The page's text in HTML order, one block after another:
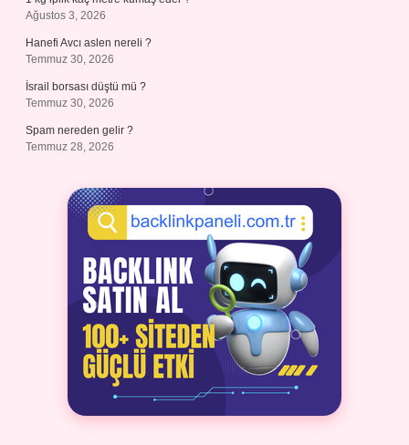
Ağustos 3, 2026
Hanefi Avcı aslen nereli ?
Temmuz 30, 2026
İsrail borsası düştü mü ?
Temmuz 30, 2026
Spam nereden gelir ?
Temmuz 28, 2026